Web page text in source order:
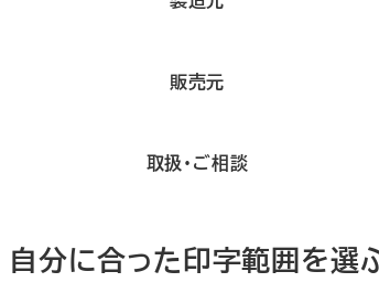
販売元
取扱・ご相談
自分に合った印字範囲を選